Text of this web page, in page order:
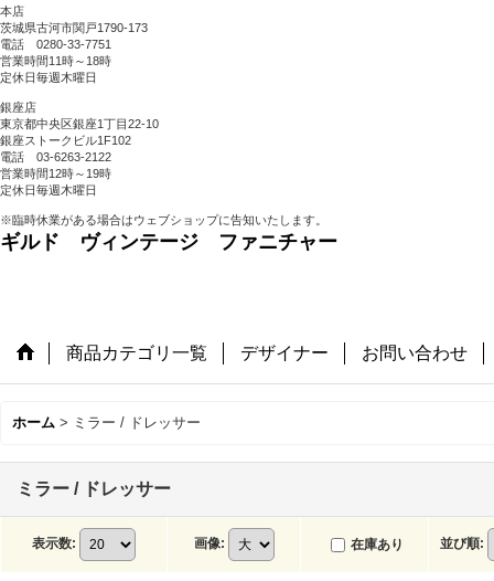
本店
茨城県古河市関戸1790-173
電話 0280-33-7751
営業時間11時～18時
定休日毎週木曜日
銀座店
東京都中央区銀座1丁目22-10
銀座ストークビル1F102
電話 03-6263-2122
営業時間12時～19時
定休日毎週木曜日
※臨時休業がある場合はウェブショップに告知いたします。
ギルド ヴィンテージ ファニチャー
商品カテゴリ一覧 デザイナー お問い合わせ
ホーム > ミラー / ドレッサー
ミラー / ドレッサー
表示数: 画像: 在庫あり 並び順: